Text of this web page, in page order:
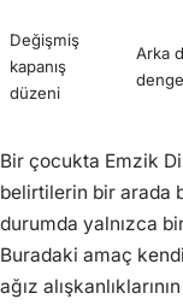
Değişmiş
kapanış
düzeni
Arka
Bir çocukta Emzik
belirtilerin bir arada
durumda yalnızca
Buradaki amaç
ağız